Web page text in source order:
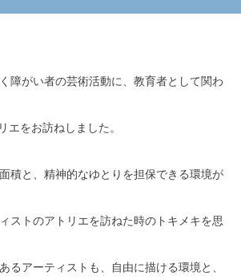
障がい者の芸術活動に、教育者として関わ
エをお訪ねしました。
積と、精神的なゆとりを担保できる環境が
ストのアトリエを訪ねた時のトキメキを思
るアーティストも、自由に描ける環境と、